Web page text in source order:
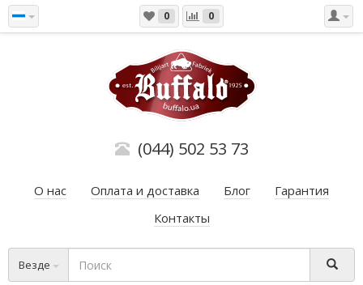
0 0
(044) 502 53 73
О нас Оплата и доставка Блог
Гарантия
Контакты
Везде